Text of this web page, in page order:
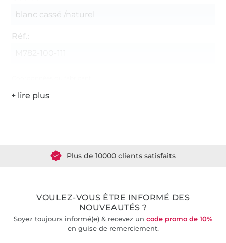
blanc cassé /naturel
Réf.:
Plus de 10000 clients satisfaits
VOULEZ-VOUS ÊTRE INFORMÉ DES
NOUVEAUTÉS ?
Soyez toujours informé(e) & recevez un code promo de 10%
en guise de remerciement.